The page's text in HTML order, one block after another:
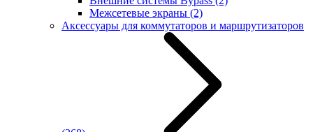
Межсетевые экраны (2)
Аксессуары для коммутаторов и маршрутизаторов